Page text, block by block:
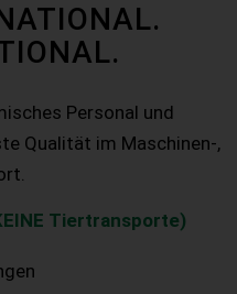
Personal und
Qualität im Maschinen-,
Tiertransporte)